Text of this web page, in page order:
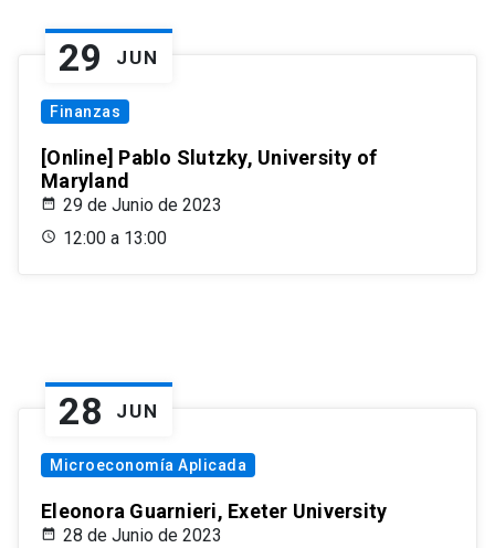
29 JUN
Finanzas
[Online] Pablo Slutzky, University of
Maryland
29 de Junio de 2023
12:00 a 13:00
28 JUN
Microeconomía Aplicada
Eleonora Guarnieri, Exeter University
28 de Junio de 2023